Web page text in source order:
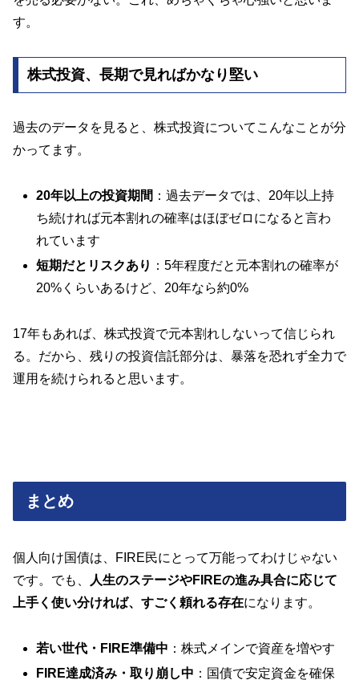
す。
株式投資、長期で見ればかなり堅い
過去のデータを見ると、株式投資についてこんなことが分
かってます。
20年以上の投資期間 ：過去データでは、20年以上持
ち続ければ元本割れの確率はほぼゼロになると言わ
れています
短期だとリスクあり ：5年程度だと元本割れの確率が
20%くらいあるけど、20年なら約0%
17年もあれば、株式投資で元本割れしないって信じられ
る。だから、残りの投資信託部分は、暴落を恐れず全力で
運用を続けられると思います。
まとめ
個人向け国債は、FIRE民にとって万能ってわけじゃない
です。でも、
人生のステージやFIREの進み具合に応じて
上手く使い分ければ、すごく頼れる存在になります。
若い世代・FIRE準備中 ：株式メインで資産を増やす
FIRE達成済み・取り崩し中 ：国債で安定資金を確保